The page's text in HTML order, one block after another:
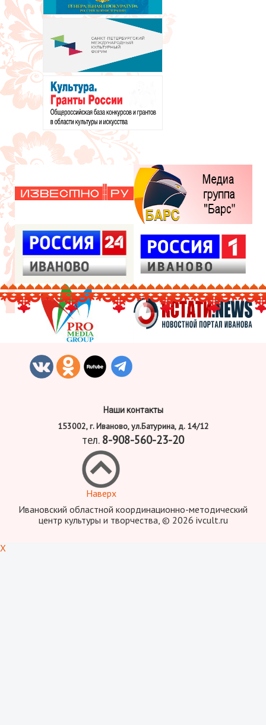
Наши контакты
153002, г. Иваново, ул.Батурина, д. 14/12
тел. 8-908-560-23-20
Наверх
Ивановский областной координационно-методический
центр культуры и творчества, © 2026 ivcult.ru
X